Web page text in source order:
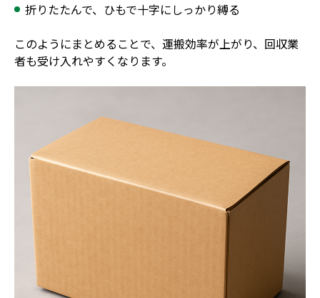
折りたたんで、ひもで十字にしっかり縛る
このようにまとめることで、運搬効率が上がり、回収業
者も受け入れやすくなります。